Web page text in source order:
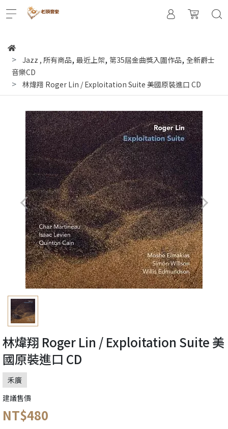
Jazz , 所有商品, 最近上架, 第35屆金曲獎入圍作品, 全新爵士
音樂CD
林煒翔 Roger Lin / Exploitation Suite 美國原裝進口 CD
林煒翔 Roger Lin / Exploitation Suite 美
國原裝進口 CD
禾廣
建議售價
NT$480